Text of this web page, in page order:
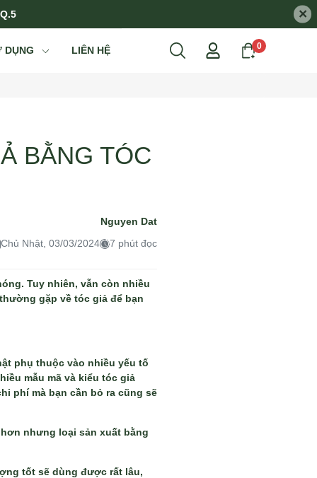
×
DỤNG LIÊN HỆ 0
BẰNG TÓC
Nguyen Dat
Chủ Nhật, 03/03/2024
7 phút đọc
Tuy nhiên, vẫn còn nhiều
gặp về tóc giả để bạn
phụ thuộc vào nhiều yếu tố
mẫu mã và kiểu tóc giả
phí mà bạn cần bỏ ra cũng sẽ
nhưng loại sản xuất bằng
tốt sẽ dùng được rất lâu,